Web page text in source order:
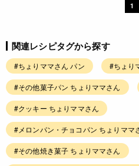
1
関連レシピタグから探す
#ちょりママさん パン #ちょり
#その他菓子パン ちょりママさん
#クッキー ちょりママさん
#メロンパン・チョコパン ちょりママ
#その他焼き菓子 ちょりママさん